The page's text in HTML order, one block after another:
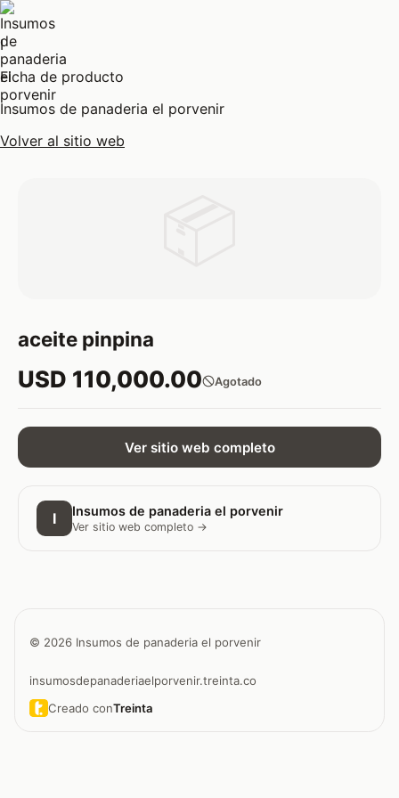
I
Ficha de producto
Insumos de panaderia el porvenir
Volver al sitio web
aceite pinpina
USD 110,000.00 Agotado
Ver sitio web completo
I Insumos de panaderia el porvenir
Ver sitio web completo →
© 2026 Insumos de panaderia el porvenir
insumosdepanaderiaelporvenir.treinta.co
Creado conTreinta